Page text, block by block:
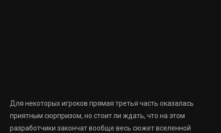
Для некоторых игроков прямая третья часть оказалась
приятным сюрпризом, но стоит ли ждать, что на этом
разработчики закончат вообще весь сюжет вселенной